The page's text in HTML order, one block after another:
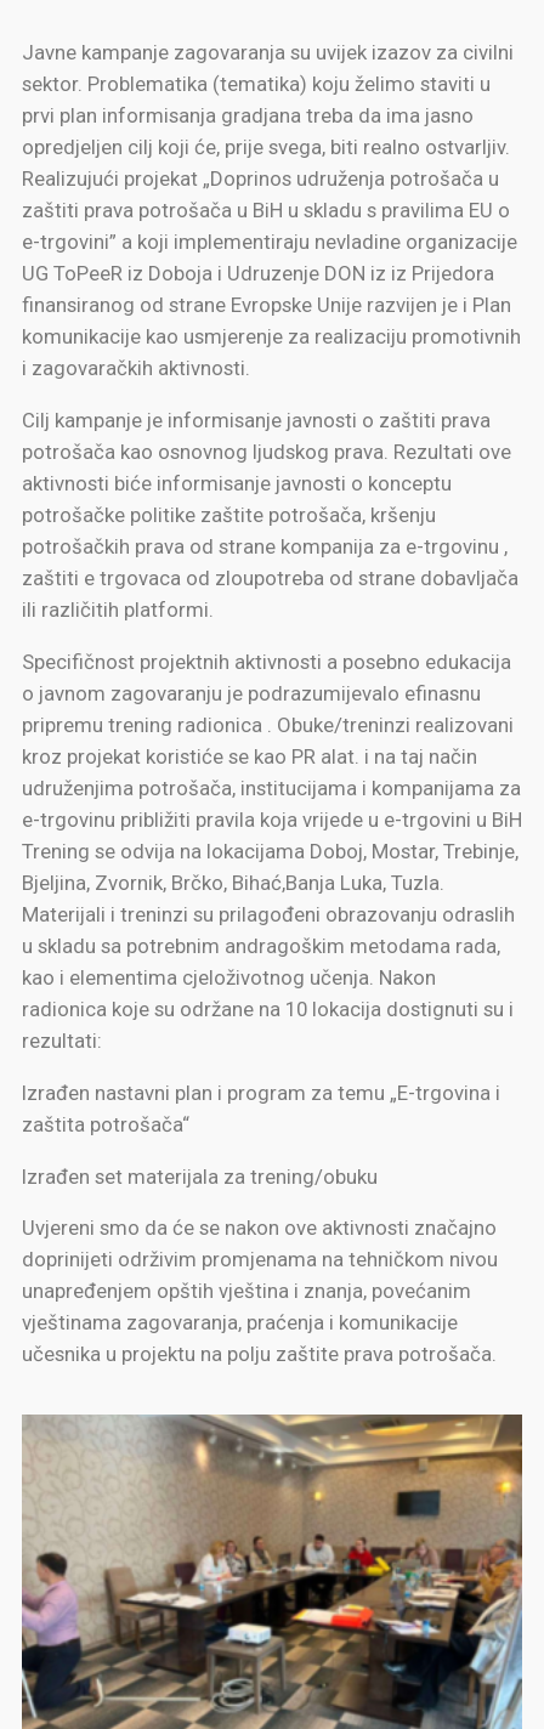
Javne kampanje zagovaranja su uvijek izazov za civilni
sektor. Problematika (tematika) koju želimo staviti u
prvi plan informisanja gradjana treba da ima jasno
opredjeljen cilj koji će, prije svega, biti realno ostvarljiv.
Realizujući projekat „Doprinos udruženja potrošača u
zaštiti prava potrošača u BiH u skladu s pravilima EU o
e-trgovini” a koji implementiraju nevladine organizacije
UG ToPeeR iz Doboja i Udruzenje DON iz iz Prijedora
finansiranog od strane Evropske Unije razvijen je i Plan
komunikacije kao usmjerenje za realizaciju promotivnih
i zagovaračkih aktivnosti.
Cilj kampanje je informisanje javnosti o zaštiti prava
potrošača kao osnovnog ljudskog prava. Rezultati ove
aktivnosti biće informisanje javnosti o konceptu
potrošačke politike zaštite potrošača, kršenju
potrošačkih prava od strane kompanija za e-trgovinu ,
zaštiti e trgovaca od zloupotreba od strane dobavljača
ili različitih platformi.
Specifičnost projektnih aktivnosti a posebno edukacija
o javnom zagovaranju je podrazumijevalo efinasnu
pripremu trening radionica . Obuke/treninzi realizovani
kroz projekat koristiće se kao PR alat. i na taj način
udruženjima potrošača, institucijama i kompanijama za
e-trgovinu približiti pravila koja vrijede u e-trgovini u BiH
Trening se odvija na lokacijama Doboj, Mostar, Trebinje,
Bjeljina, Zvornik, Brčko, Bihać,Banja Luka, Tuzla.
Materijali i treninzi su prilagođeni obrazovanju odraslih
u skladu sa potrebnim andragoškim metodama rada,
kao i elementima cjeloživotnog učenja. Nakon
radionica koje su održane na 10 lokacija dostignuti su i
rezultati:
Izrađen nastavni plan i program za temu „E-trgovina i
zaštita potrošača“
Izrađen set materijala za trening/obuku
Uvjereni smo da će se nakon ove aktivnosti značajno
doprinijeti održivim promjenama na tehničkom nivou
unapređenjem opštih vјeština i znanja, povećanim
vјeštinama zagovaranja, praćenja i komunikacije
učesnika u projektu na polju zaštite prava potrošača.